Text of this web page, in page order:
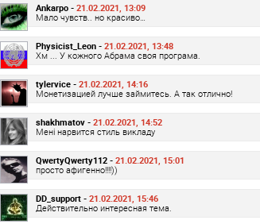
Ankarpo - 21.02.2021, 13:09
Мало чувств.. но красиво…
Physicist_Leon - 21.02.2021, 13:48
Хм ... У кожного Абрама своя програма.
tylervice - 21.02.2021, 14:16
Монетизацией лучше займитесь. А так отлично!
shakhmatov - 21.02.2021, 14:52
Мені нарвится стиль викладу
QwertyQwerty112 - 21.02.2021, 15:01
просто афигенно!!!!))
DD_support - 21.02.2021, 15:46
Действительно интересная тема.